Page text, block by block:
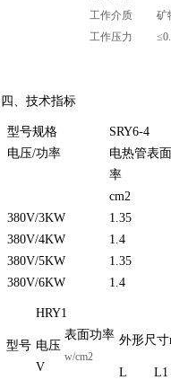
工作介质 矿物
工作压力
四、技术指标
型号规格
SRY6-4
电压/功率
电热管表
率
cm2
380V/3KW
1.35
380V/4KW
1.4
380V/5KW
1.35
380V/6KW
1.4
型号
HRY1
电压
V
表面功率
w/cm2
外形尺寸
L
L1